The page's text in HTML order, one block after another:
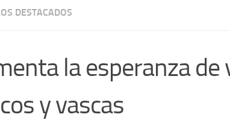
DESTACADOS
la esperanza de
y vascas